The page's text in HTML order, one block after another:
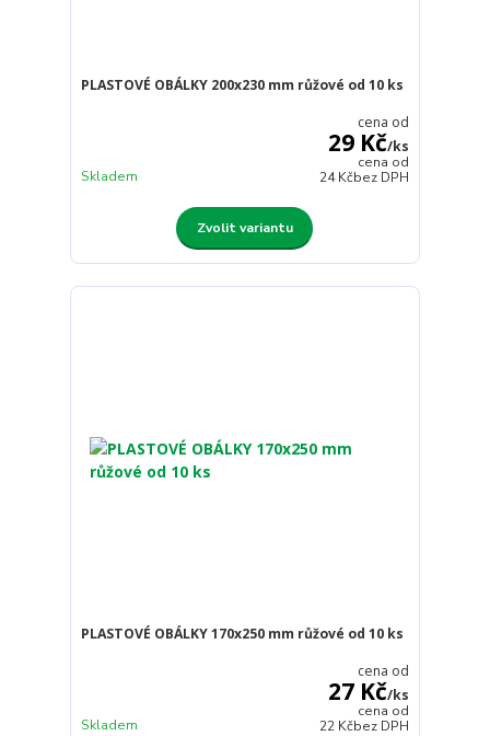
PLASTOVÉ OBÁLKY 200x230 mm růžové od 10 ks
cena od
29 Kč/ks
cena od
24 Kčbez DPH
Skladem
Zvolit variantu
PLASTOVÉ OBÁLKY 170x250 mm růžové od 10 ks
cena od
27 Kč/ks
cena od
22 Kčbez DPH
Skladem